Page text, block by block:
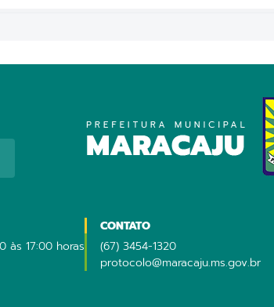
às 17:00 horas
CONTATO
(67) 3454-1320
protocolo@maracaju.ms.gov.br